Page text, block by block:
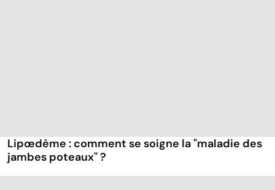
Lipœdème : comment se soigne la "maladie des
jambes poteaux" ?